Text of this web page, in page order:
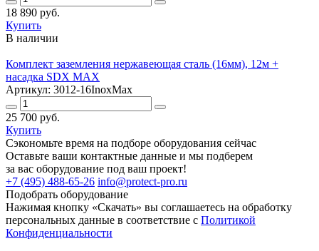
18 890 руб.
Купить
В наличии
Комплект заземления нержавеющая сталь (16мм), 12м +
насадка SDX MAX
Артикул: 3012-16InoxMax
25 700 руб.
Купить
Сэкономьте время на подборе оборудования сейчас
Оставьте ваши контактные данные и мы подберем
за вас оборудование под ваш проект!
+7 (495) 488-65-26 info@protect-pro.ru
Подобрать оборудование
Нажимая кнопку «Скачать» вы соглашаетесь на обработку
персональных данные в соответствие с Политикой
Конфиденциальности